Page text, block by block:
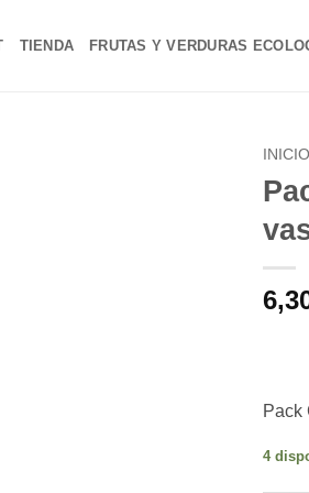
TIENDA FRUTAS Y VERDURAS
INICIO
Pack
4